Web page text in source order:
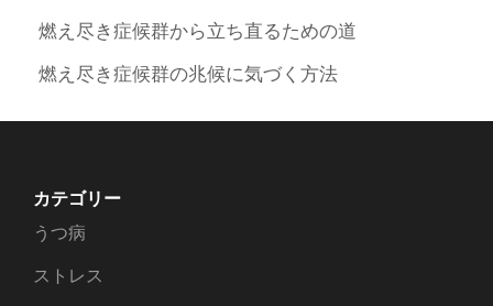
燃え尽き症候群から立ち直るための道
燃え尽き症候群の兆候に気づく方法
カテゴリー
うつ病
ストレス